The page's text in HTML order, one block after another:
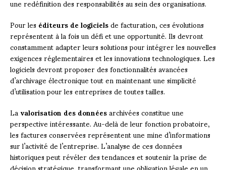
Pour leséditeurs de logicielsde facturation, ces évolutions
représentent à la fois un défi et une opportunité. Ils devront
constamment adapter leurs solutions pour intégrer les nouvelles
exigences réglementaires et les innovations technologiques. Les
logiciels devront proposer des fonctionnalités avancées
d’archivage électronique tout en maintenant une simplicité
d’utilisation pour les entreprises de toutes tailles.
Lavalorisation des donnéesarchivées constitue une
perspective intéressante. Au-delà de leur fonction probatoire,
les factures conservées représentent une mine d’informations
sur l’activité de l’entreprise. L’analyse de ces données
historiques peut révéler des tendances et soutenir la prise de